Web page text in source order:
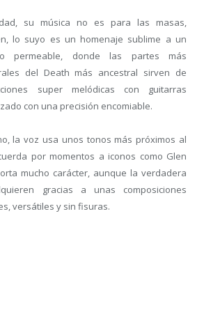
su música no es para las masas,
lo suyo es un homenaje sublime a un
permeable, donde las partes más
del Death más ancestral sirven de
super melódicas con guitarras
con una precisión encomiable.
la voz usa unos tonos más próximos al
por momentos a iconos como Glen
mucho carácter, aunque la verdadera
gracias a unas composiciones
versátiles y sin fisuras.